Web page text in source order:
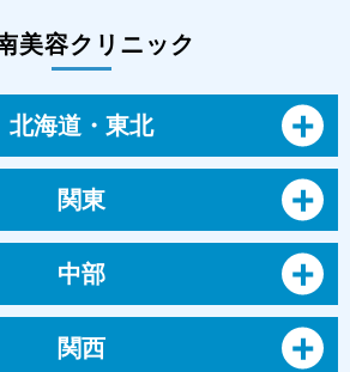
美容クリニック
北海道・東北
関東
中部
関西